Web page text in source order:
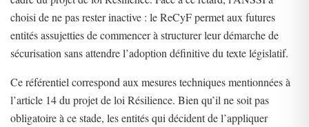
choisi de ne pas rester inactive : le ReCyF permet aux futures
entités assujetties de commencer à structurer leur démarche de
sécurisation sans attendre l’adoption définitive du texte législatif.
Ce référentiel correspond aux mesures techniques mentionnées à
l’article 14 du projet de loi Résilience. Bien qu’il ne soit pas
obligatoire à ce stade, les entités qui décident de l’appliquer